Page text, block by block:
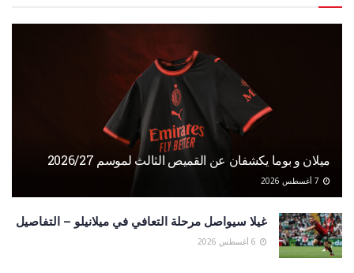
ميلان و بوما يكشفان عن القميص الثالث لموسم 2026/27
غيلا سيواصل مرحلة التعافي في ميلانيلو – التفاصيل